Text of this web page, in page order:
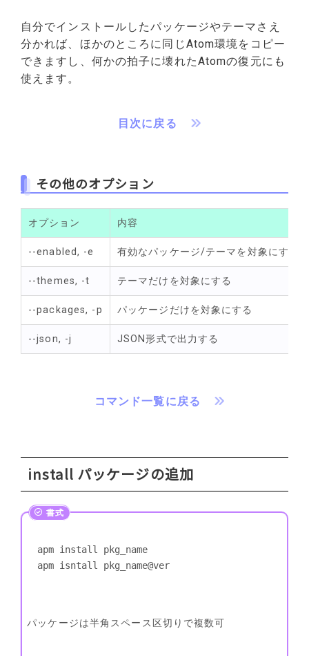
自分でインストールしたパッケージやテーマさえ
分かれば、ほかのところに同じAtom環境をコピー
できますし、何かの拍子に壊れたAtomの復元にも
使えます。
目次に戻る
その他のオプション
オプション 内容
--enabled, -e 有効なパッケージ/テーマを対象にする
--themes, -t テーマだけを対象にする
--packages, -p パッケージだけを対象にする
--json, -j JSON形式で出力する
コマンド一覧に戻る
install パッケージの追加
apm install pkg_name
apm isntall pkg_name@ver
パッケージは半角スペース区切りで複数可